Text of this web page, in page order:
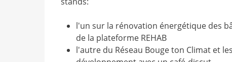
l'un sur la rénovation énergétique des
de la plateforme REHAB
l'autre du Réseau Bouge ton Climat et